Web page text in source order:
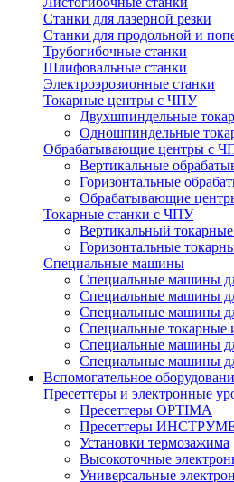
Станки для лазерной резки
Станки для продольной и
Трубогибочные станки
Шлифовальные станки
Электроэрозионные станки
Токарные центры с ЧПУ
Двухшпиндельные
Одношпиндельные
Обрабатывающие центры с
Вертикальные
Горизонтальные
Обрабатывающие
Токарные станки с ЧПУ
Вертикальный
Горизонтальные
Специальные машины
Специальные машины
Специальные машины
Специальные машины
Специальные токарные
Специальные машины
Специальные машины
Вспомогательное
Пресеттеры и электронные
Пресеттеры OPTIMA
Пресеттеры
Установки термозажима
Высокоточные
Универсальные